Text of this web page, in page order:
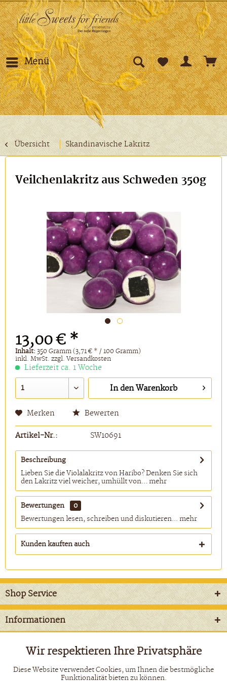
Menü
Übersicht Skandinavische Lakritz
Veilchenlakritz aus Schweden 350g
13,00 € *
Inhalt:350 Gramm (3,71 € * / 100 Gramm)
inkl. MwSt.zzgl. Versandkosten
Lieferzeit ca. 1 Woche
In den Warenkorb
Merken Bewerten
Artikel-Nr.: SW10691
Beschreibung
Lieben Sie die Violalakritz von Haribo? Denken Sie sich
den Lakritz viel weicher, umhüllt von... mehr
Bewertungen
0
Bewertungen lesen, schreiben und diskutieren... mehr
Kunden kauften auch
Shop Service
Informationen
Newsletter
* Alle Preise inkl. gesetzl. Mehrwertsteuer zzgl. Versandkostenund
Funktionale Aktiv
Wir respektieren Ihre Privatsphäre
Diese Website verwendet Cookies, um Ihnen die bestmögliche
Funktionalität bieten zu können.